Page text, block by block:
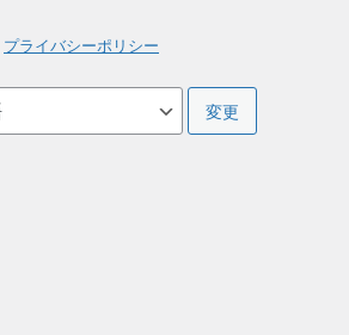
プライバシーポリシー